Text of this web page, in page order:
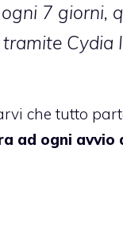
7 giorni,
Cydia
che tutto
ad ogni avvio